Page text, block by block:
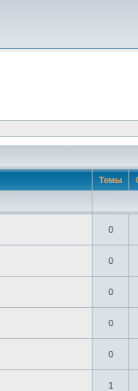
Темы
0
0
0
0
0
1